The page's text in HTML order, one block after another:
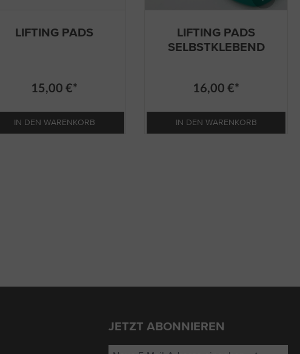
LIFTING PADS
15,00 €*
IN DEN WARENKORB
LIFTING PADS
SELBSTKLEBEND
16,00 €*
IN DEN WARENKORB
JETZT ABONNIEREN